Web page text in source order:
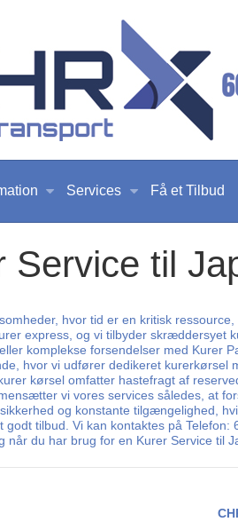
Services Få et Tilbud
Service til
hvor tid er en kritisk
express, og vi tilbyder skræddersyet
komplekse forsendelser med Kurer
hvor vi udfører dedikeret kurerkørsel
kørsel omfatter hastefragt af
vi vores services således, at
og konstante tilgængelighed,
godt tilbud. Vi kan kontaktes på
når du har brug for en Kurer Service til